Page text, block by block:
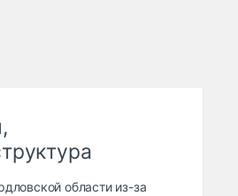
области из-за